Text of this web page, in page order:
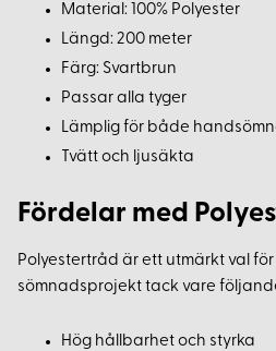
Material: 100% Polyester
Längd: 200 meter
Färg: Svartbrun
Passar alla tyger
Lämplig för både
Tvätt och ljusäkta
Fördelar med
Polyestertråd är ett utmärkt val
sömnadsprojekt tack vare
Hög hållbarhet och styrka